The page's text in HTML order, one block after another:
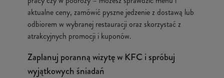
aktualne ceny, zamówić pyszne jedzenie z dostawą lub
odbiorem w wybranej restauracji oraz skorzystać z
atrakcyjnych promocji i kuponów.
Zaplanuj poranną wizytę w KFC i spróbuj
wyjątkowych śniadań